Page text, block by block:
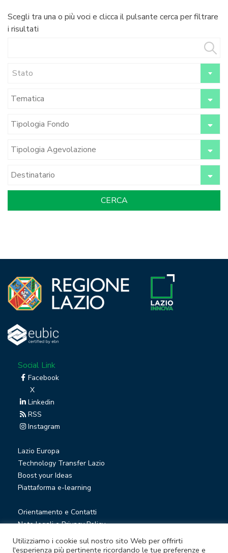
Scegli tra una o più voci e clicca il pulsante cerca per filtrare
i risultati
Stato
Social Link
Facebook
X
Linkedin
RSS
Instagram
Lazio Europa
Technology Transfer Lazio
Boost your Ideas
Piattaforma e-learning
Orientamento e Contatti
Note legali e Privacy Policy
Privacy Newsletter
Società trasparente
Utilizziamo i cookie sul nostro sito Web per offrirti
l'esperienza più pertinente ricordando le tue preferenze e